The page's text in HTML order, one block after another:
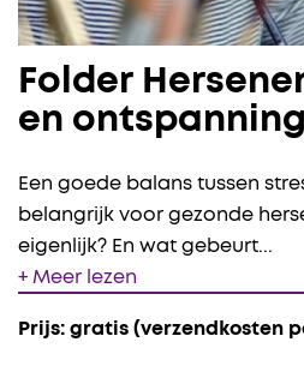
Folder
en ontspanning
Een goede balans tussen
belangrijk voor gezonde
eigenlijk? En wat gebeurt...
+ Meer lezen
Prijs: gratis (verzendkosten